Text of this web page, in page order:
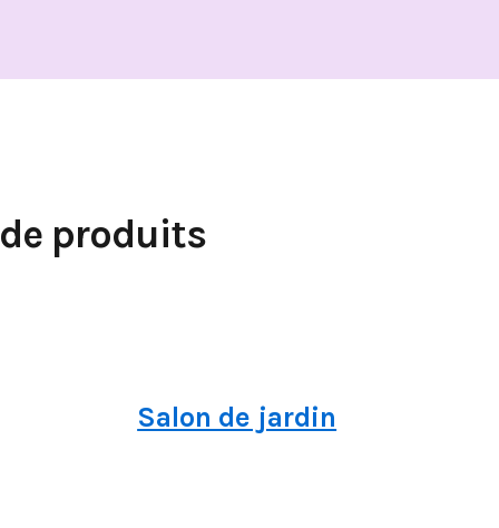
produits
Salon de jardin